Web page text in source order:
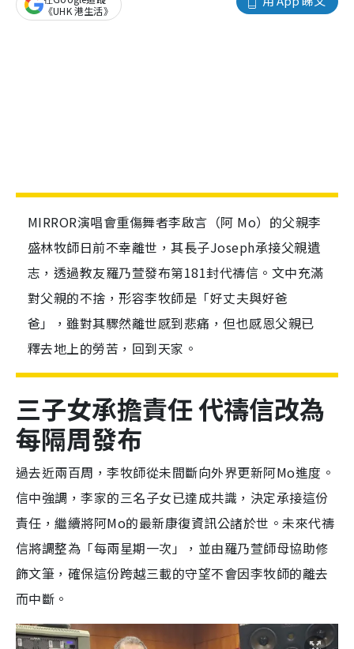
《UHK 港生活》
MIRROR演唱會重傷舞者李啟言（阿 Mo）的父親李
盛林牧師日前不幸離世，其長子Joseph承接父親遺
志，透過教友羅乃萱發布第181封代禱信。文中充滿
對父親的不捨，形容李牧師是「好丈夫與好爸
爸」，雖對其驟然離世感到悲痛，但也感恩父親已
釋去地上的勞苦，回到天家。
三子女承擔責任 代禱信改為
每隔周發布
過去近兩百周，李牧師從未間斷向外界更新阿Mo進度。
信中強調，李家的三名子女已達成共識，決定承接這份
責任，繼續將阿Mo的最新康復資訊公諸於世。未來代禱
信將調整為「每兩星期一次」，並由羅乃萱師母協助修
飾文筆，確保這份跨越三載的守望不會因李牧師的離去
而中斷。